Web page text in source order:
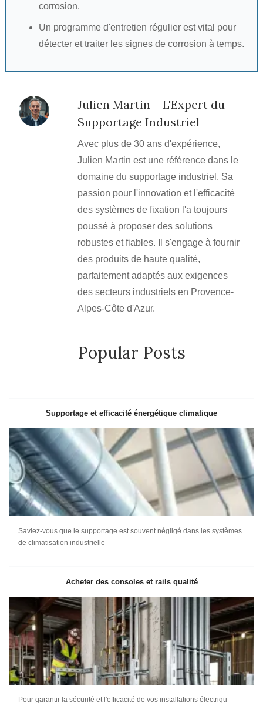
corrosion.
Un programme d'entretien régulier est vital pour
détecter et traiter les signes de corrosion à temps.
Julien Martin – L'Expert du
Supportage Industriel
Avec plus de 30 ans d'expérience,
Julien Martin est une référence dans le
domaine du supportage industriel. Sa
passion pour l'innovation et l'efficacité
des systèmes de fixation l'a toujours
poussé à proposer des solutions
robustes et fiables. Il s'engage à fournir
des produits de haute qualité,
parfaitement adaptés aux exigences
des secteurs industriels en Provence-
Alpes-Côte d'Azur.
Popular Posts
Supportage et efficacité énergétique climatique
Saviez-vous que le supportage est souvent négligé dans les systèmes
de climatisation industrielle
Acheter des consoles et rails qualité
Pour garantir la sécurité et l'efficacité de vos installations électriqu